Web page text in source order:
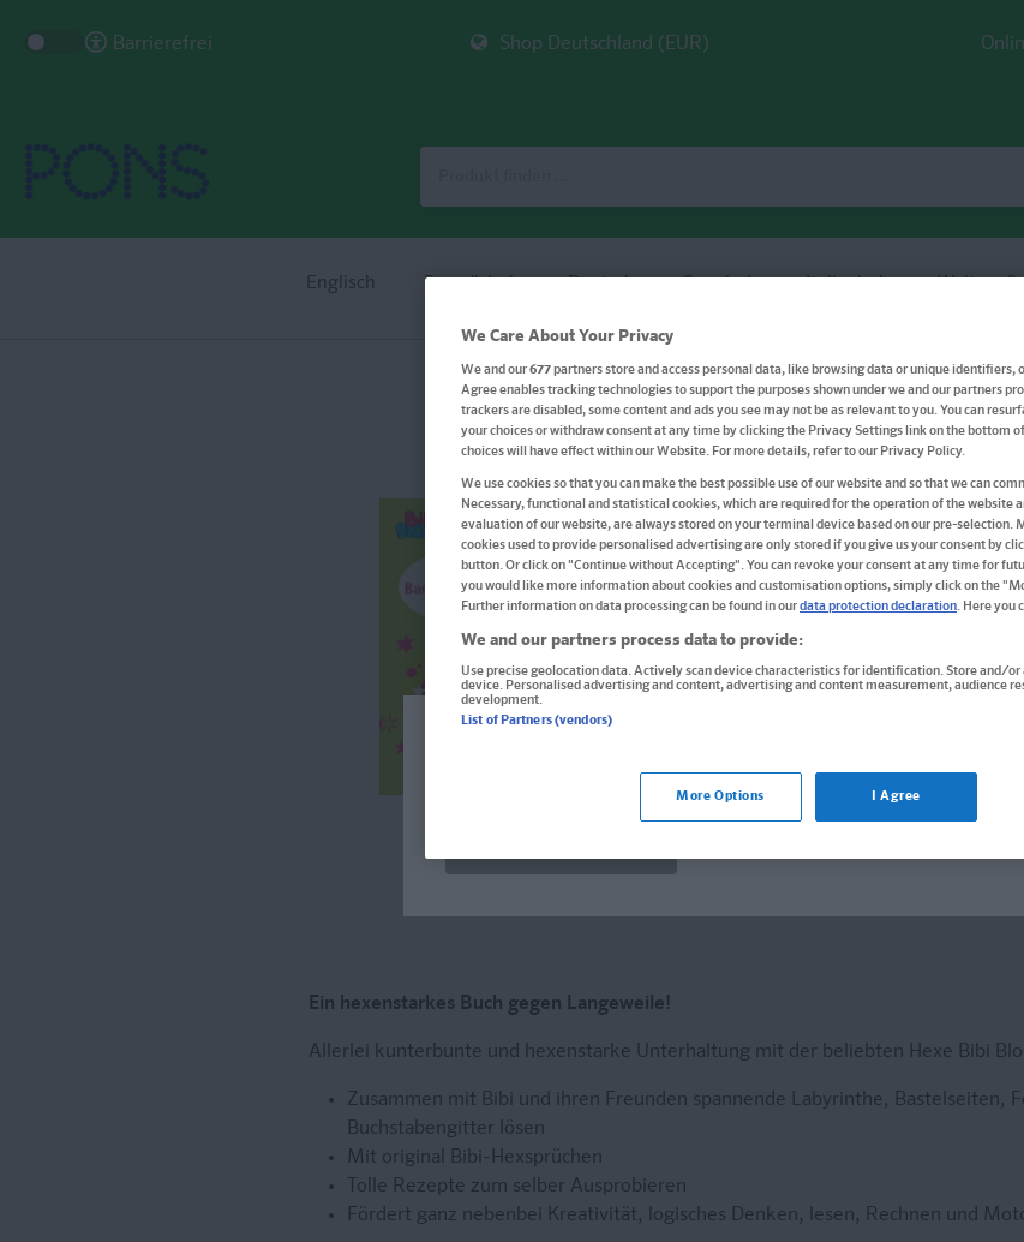
Barrierefrei Shop Deutschland (EUR)
Englisch Französisch Deutsch Spanisch Italienisch Weitere
Bibi Blocksberg
Rätselspaß mit Bibi
Fördert Lesen, Schreiben und
Format: 21,0 x 29,7 cm, 96 Seiten
ISBN: 978-3-12-949191-1
Ein hexenstarkes Buch gegen Langeweile!
Allerlei kunterbunte und hexenstarke Unterhaltung mit der beliebten Hexe Bibi
Zusammen mit Bibi und ihren Freunden spannende Labyrinthe, Bastelseiten,
Buchstabengitter lösen
Mit original Bibi-Hexsprüchen
Tolle Rezepte zum selber Ausprobieren
Fördert ganz nebenbei Kreativität, logisches Denken, lesen, Rechnen und
Produkte für die USA bestellen Sie bitte über
www.amazon.com
verfügbar wenden Sie sich bitte an
prazur@wybel.com
We Care About Your Privacy
We and our677partners store and access personal data, like browsing data or unique identifiers,
Agree enables tracking technologies to support the purposes shown under we and our partners
trackers are disabled, some content and ads you see may not be as relevant to you. You can
your choices or withdraw consent at any time by clicking the Privacy Settings link on the bottom
choices will have effect within our Website. For more details, refer to our Privacy Policy.
We use cookies so that you can make the best possible use of our website and so that we can
Necessary, functional and statistical cookies, which are required for the operation of the website
evaluation of our website, are always stored on your terminal device based on our pre-selection.
cookies used to provide personalised advertising are only stored if you give us your consent by
button. Or click on "Continue without Accepting". You can revoke your consent at any time for
you would like more information about cookies and customisation options, simply click on the
Further information on data processing can be found in ourdata protection declaration. Here you
We and our partners process data to provide:
Use precise geolocation data. Actively scan device characteristics for identification. Store and/or
device. Personalised advertising and content, advertising and content measurement, audience
development.
List of Partners (vendors)
More Options I Agree